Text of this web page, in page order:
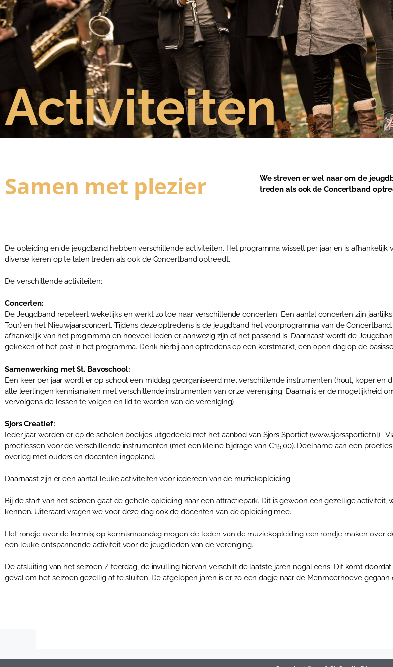
Activiteiten
Samen met plezier
We streven er wel naar om de
treden als ook de Concertband
De opleiding en de jeugdband hebben verschillende activiteiten. Het programma wisselt per jaar en is
diverse keren op te laten treden als ook de Concertband optreedt.
De verschillende activiteiten:
Concerten:
De Jeugdband repeteert wekelijks en werkt zo toe naar verschillende concerten. Een aantal concerten zijn
Tour) en het Nieuwjaarsconcert. Tijdens deze optredens is de jeugdband het voorprogramma van de
afhankelijk van het programma en hoeveel leden er aanwezig zijn of het passend is. Daarnaast wordt de
gekeken of het past in het programma. Denk hierbij aan optredens op een kerstmarkt, een open dag op de
Samenwerking met St. Bavoschool:
Een keer per jaar wordt er op school een middag georganiseerd met verschillende instrumenten (hout, koper en
alle leerlingen kennismaken met verschillende instrumenten van onze vereniging. Daarna is er de mogelijkheid
vervolgens de lessen te volgen en lid te worden van de vereniging)
Sjors Creatief:
Ieder jaar worden er op de scholen boekjes uitgedeeld met het aanbod van Sjors Sportief (www.sjorssportief.nl) .
proeflessen voor de verschillende instrumenten (met een kleine bijdrage van €15,00). Deelname aan een
overleg met ouders en docenten ingepland.
Daarnaast zijn er een aantal leuke activiteiten voor iedereen van de muziekopleiding:
Bij de start van het seizoen gaat de gehele opleiding naar een attractiepark. Dit is gewoon een gezellige
kennen. Uiteraard vragen we voor deze dag ook de docenten van de opleiding mee.
Het rondje over de kermis; op kermismaandag mogen de leden van de muziekopleiding een rondje maken over
een leuke ontspannende activiteit voor de jeugdleden van de vereniging.
De afsluiting van het seizoen / teerdag, de invulling hiervan verschilt de laatste jaren nogal eens. Dit komt
geval om het seizoen gezellig af te sluiten. De afgelopen jaren is er zo een dagje naar de Menmoerhoeve